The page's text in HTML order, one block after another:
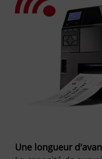
Une longueur